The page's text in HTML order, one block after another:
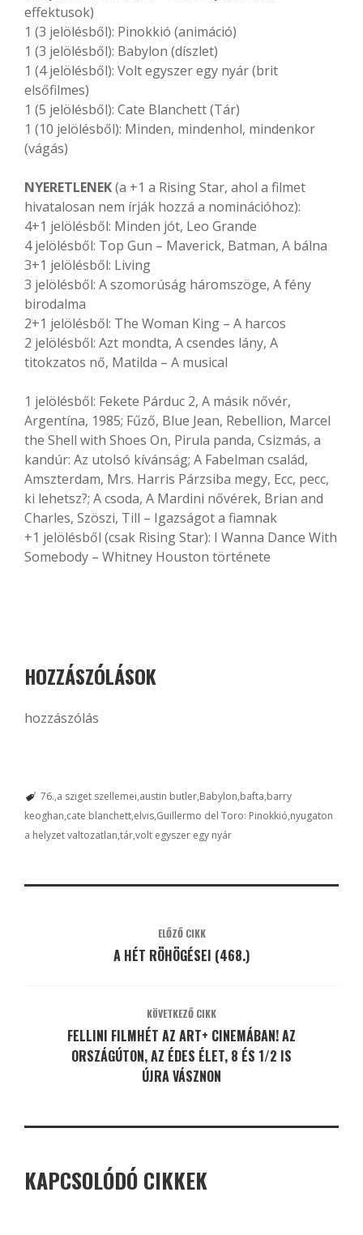
effektusok)
1 (3 jelölésből): Pinokkió (animáció)
1 (3 jelölésből): Babylon (díszlet)
1 (4 jelölésből): Volt egyszer egy nyár (brit
elsőfilmes)
1 (5 jelölésből): Cate Blanchett (Tár)
1 (10 jelölésből): Minden, mindenhol, mindenkor
(vágás)
NYERETLENEK(a +1 a Rising Star, ahol a filmet
hivatalosan nem írják hozzá a nominációhoz):
4+1 jelölésből: Minden jót, Leo Grande
4 jelölésből: Top Gun – Maverick, Batman, A bálna
3+1 jelölésből: Living
3 jelölésből: A szomorúság háromszöge, A fény
birodalma
2+1 jelölésből: The Woman King – A harcos
2 jelölésből: Azt mondta, A csendes lány, A
titokzatos nő, Matilda – A musical
1 jelölésből: Fekete Párduc 2, A másik nővér,
Argentína, 1985; Fűző, Blue Jean, Rebellion, Marcel
the Shell with Shoes On, Pirula panda, Csizmás, a
kandúr: Az utolsó kívánság; A Fabelman család,
Amszterdam, Mrs. Harris Párzsiba megy, Ecc, pecc,
ki lehetsz?; A csoda, A Mardini nővérek, Brian and
Charles, Szöszi, Till – Igazságot a fiamnak
+1 jelölésből (csak Rising Star): I Wanna Dance With
Somebody – Whitney Houston története
HOZZÁSZÓLÁSOK
hozzászólás
76. a sziget szellemei austin butler Babylon bafta barry
keoghan cate blanchett elvis Guillermo del Toro: Pinokkió nyugaton
a helyzet valtozatlan tárvolt egyszer egy nyár
ELŐZŐ CIKK
A HÉT RÖHÖGÉSEI (468.)
KÖVETKEZŐ CIKK
FELLINI FILMHÉT AZ ART+ CINEMÁBAN! AZ
ORSZÁGÚTON, AZ ÉDES ÉLET, 8 ÉS 1/2 IS
ÚJRA VÁSZNON
KAPCSOLÓDÓ CIKKEK